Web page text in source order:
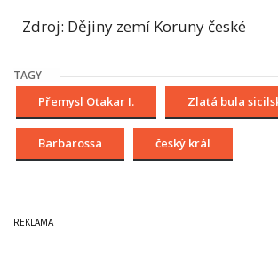
Zdroj: Dějiny zemí Koruny české
TAGY
Přemysl Otakar I. Zlatá bula
Barbarossa český král